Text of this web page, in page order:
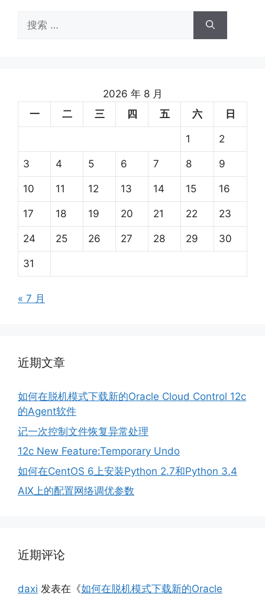
索：
2026 年 8 月
一
二 三 四 五 六 日
1 2
3 4 5 6 7 8 9
10 11 12 13 14 15 16
17 18 19 20 21 22 23
24 25 26 27 28 29 30
31
« 7 月
近期文章
如何在脱机模式下载新的Oracle Cloud Control 12c
的Agent软件
记一次控制文件恢复异常处理
12c New Feature:Temporary Undo
如何在CentOS 6上安装Python 2.7和Python 3.4
AIX上的配置网络调优参数
近期评论
daxi 发表在《如何在脱机模式下载新的Oracle